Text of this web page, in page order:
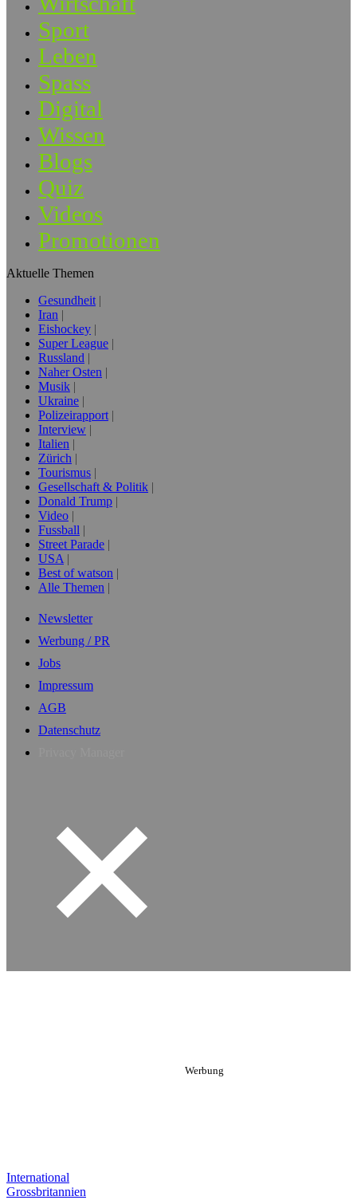
Sport
Leben
Spass
Digital
Wissen
Blogs
Quiz
Videos
Promotionen
Aktuelle Themen
Gesundheit
Iran
Eishockey
Super League
Russland
Naher Osten
Musik
Ukraine
Polizeirapport
Interview
Italien
Zürich
Tourismus
Gesellschaft & Politik
Donald Trump
Video
Fussball
Street Parade
USA
Best of watson
Alle Themen
Newsletter
Werbung / PR
Jobs
Impressum
AGB
Datenschutz
International
Grossbritannien